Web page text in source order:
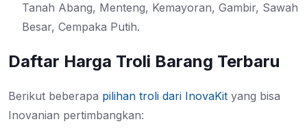
Tanah Abang, Menteng, Kemayoran, Gambir, Sawah
Besar, Cempaka Putih.
Daftar Harga Troli Barang Terbaru
Berikut beberapa pilihan troli dari InovaKit yang bisa
Inovanian pertimbangkan: